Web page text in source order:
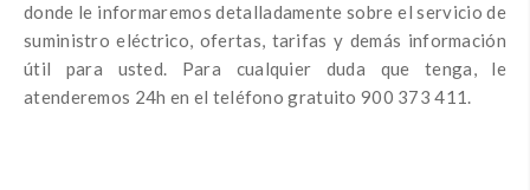
donde le informaremos detalladamente sobre el servicio de
suministro eléctrico, ofertas, tarifas y demás información
útil para usted. Para cualquier duda que tenga, le
atenderemos 24h en el teléfono gratuito 900 373 411.